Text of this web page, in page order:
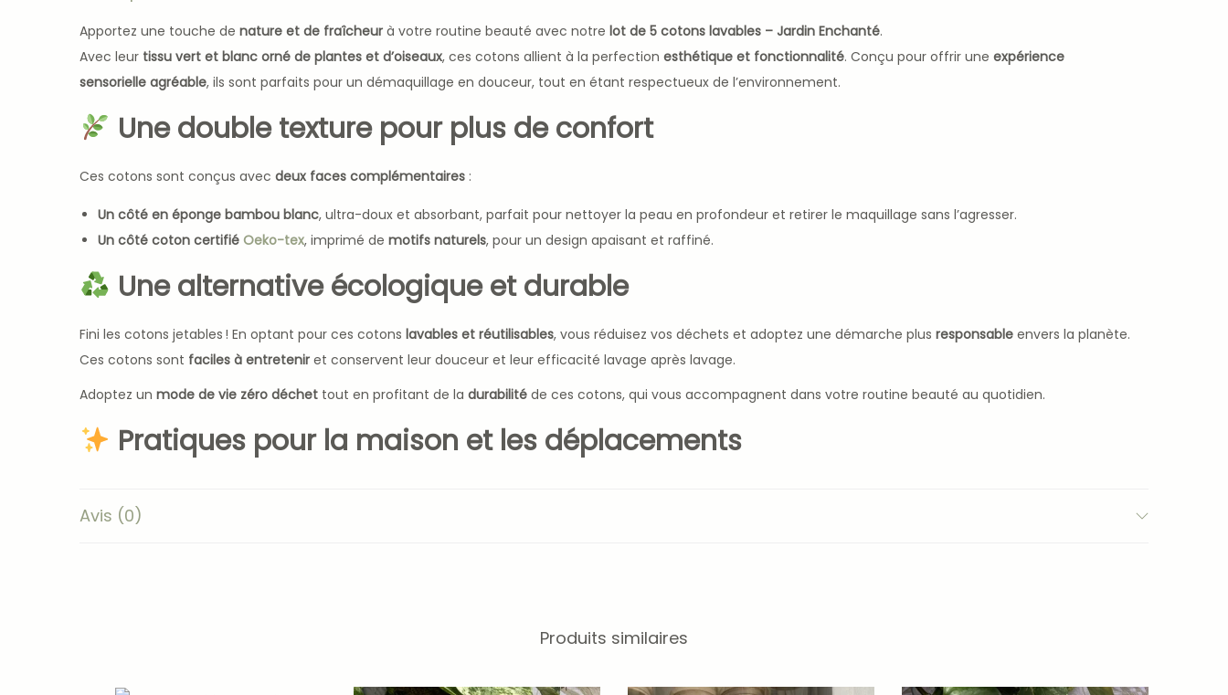
Apportez une touche de nature et de fraîcheur à votre routine beauté avec notre lot de 5 cotons lavables – Jardin Enchanté.
Avec leur tissu vert et blanc orné de plantes et d’oiseaux, ces cotons allient à la perfection esthétique et fonctionnalité. Conçu pour offrir une expérience
sensorielle agréable, ils sont parfaits pour un démaquillage en douceur, tout en étant respectueux de l’environnement.
Une double texture pour plus de confort
Ces cotons sont conçus avec deux faces complémentaires :
Un côté en éponge bambou blanc, ultra-doux et absorbant, parfait pour nettoyer la peau en profondeur et retirer le maquillage sans l’agresser.
Un côté coton certifié Oeko-tex, imprimé de motifs naturels, pour un design apaisant et raffiné.
Une alternative écologique et durable
Fini les cotons jetables ! En optant pour ces cotons lavables et réutilisables, vous réduisez vos déchets et adoptez une démarche plus responsable envers la planète.
Ces cotons sont faciles à entretenir et conservent leur douceur et leur efficacité lavage après lavage.
Adoptez un mode de vie zéro déchet tout en profitant de la durabilité de ces cotons, qui vous accompagnent dans votre routine beauté au quotidien.
Pratiques pour la maison et les déplacements
soyez à la maison ou non,
Réutilisables et durables
pour une routine beauté zéro déchet
Avis (0)
Produits similaires